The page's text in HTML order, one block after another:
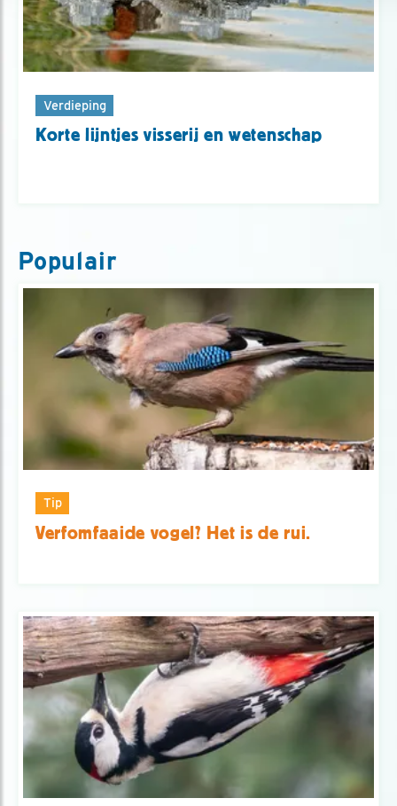
Verdieping
Korte lijntjes visserij en wetenschap
Populair
Tip
Verfomfaaide vogel? Het is de rui.